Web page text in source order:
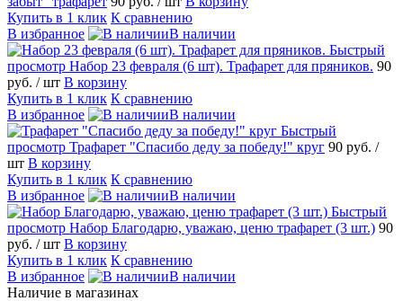
Купить в 1 клик К сравнению
В избранное
В наличии
Быстрый
просмотр Набор 23 февраля (6 шт). Трафарет для пряников. 90
руб. / шт В корзину
Купить в 1 клик К сравнению
В избранное
В наличии
Быстрый
просмотр Трафарет "Спасибо деду за победу!" круг 90 руб. /
шт В корзину
Купить в 1 клик К сравнению
В избранное
В наличии
Быстрый
просмотр Набор Благодарю, уважаю, ценю трафарет (3 шт.) 90
руб. / шт В корзину
Купить в 1 клик К сравнению
В избранное
В наличии
Наличие в магазинах